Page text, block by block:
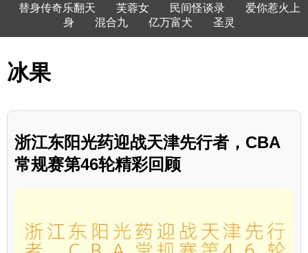
替身传奇乐翻天
芙蓉女 民间怪谈录
爱你惹火上
身
混合九 亿万富犬 圣灵
冰果
浙江东阳光药迎战天津先行者，CBA
常规赛第46轮精彩回顾